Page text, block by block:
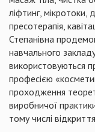
ліфтинг, мікротоки,
пресотерапія,
Степанівна
навчального
використовуються
професією
проходження
виробничої
тому числі